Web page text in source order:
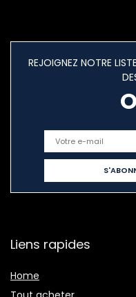
REJOIGNEZ NOTRE
Liens rapides
Home